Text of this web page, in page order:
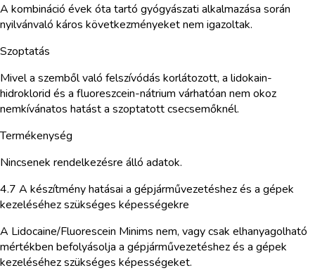
A kombináció évek óta tartó gyógyászati alkalmazása során
nyilvánvaló káros következményeket nem igazoltak.
Szoptatás
Mivel a szemből való felszívódás korlátozott, a lidokain-
hidroklorid és a fluoreszcein-nátrium várhatóan nem okoz
nemkívánatos hatást a szoptatott csecsemőknél.
Termékenység
Nincsenek rendelkezésre álló adatok.
4.7 A készítmény hatásai a gépjárművezetéshez és a gépek
kezeléséhez szükséges képességekre
A Lidocaine/Fluorescein Minims nem, vagy csak elhanyagolható
mértékben befolyásolja a gépjárművezetéshez és a gépek
kezeléséhez szükséges képességeket.